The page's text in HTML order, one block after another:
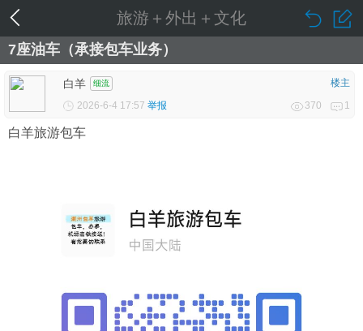
旅游＋外出＋文化
7座油车（承接包车业务）
白羊 细流
楼主
2026-6-4 17:57 举报 370 1
白羊旅游包车